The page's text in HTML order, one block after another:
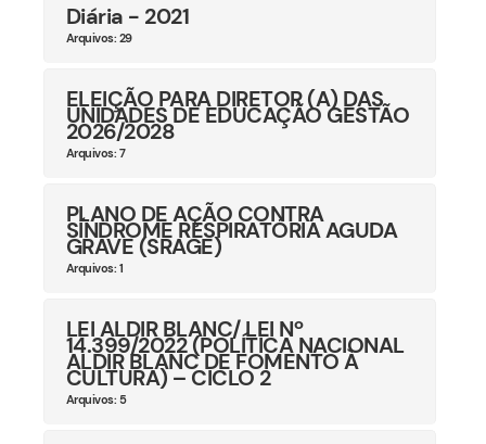
Diária - 2021
Arquivos: 29
ELEIÇÃO PARA DIRETOR (A) DAS
UNIDADES DE EDUCAÇÃO GESTÃO
2026/2028
Arquivos: 7
PLANO DE AÇÃO CONTRA
SÍNDROME RESPIRATÓRIA AGUDA
GRAVE (SRAGE)
Arquivos: 1
LEI ALDIR BLANC/ LEI Nº
14.399/2022 (POLÍTICA NACIONAL
ALDIR BLANC DE FOMENTO À
CULTURA) – CICLO 2
Arquivos: 5